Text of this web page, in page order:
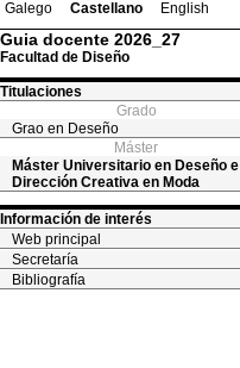
Galego Castellano English
Guia docente 2026_27
Facultad de Diseño
Titulaciones
Grado
Grao en Deseño
Máster
Máster Universitario en Deseño e
Dirección Creativa en Moda
Información de interés
Web principal
Secretaría
Bibliografía